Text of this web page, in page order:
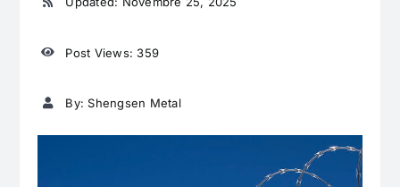
Post Views: 359
By: Shengsen Metal